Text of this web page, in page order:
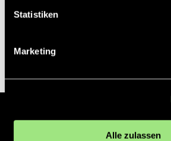
Statistiken
Marketing
Alle zulassen
Der Hockeyliga e.V. ist verantwortlich für